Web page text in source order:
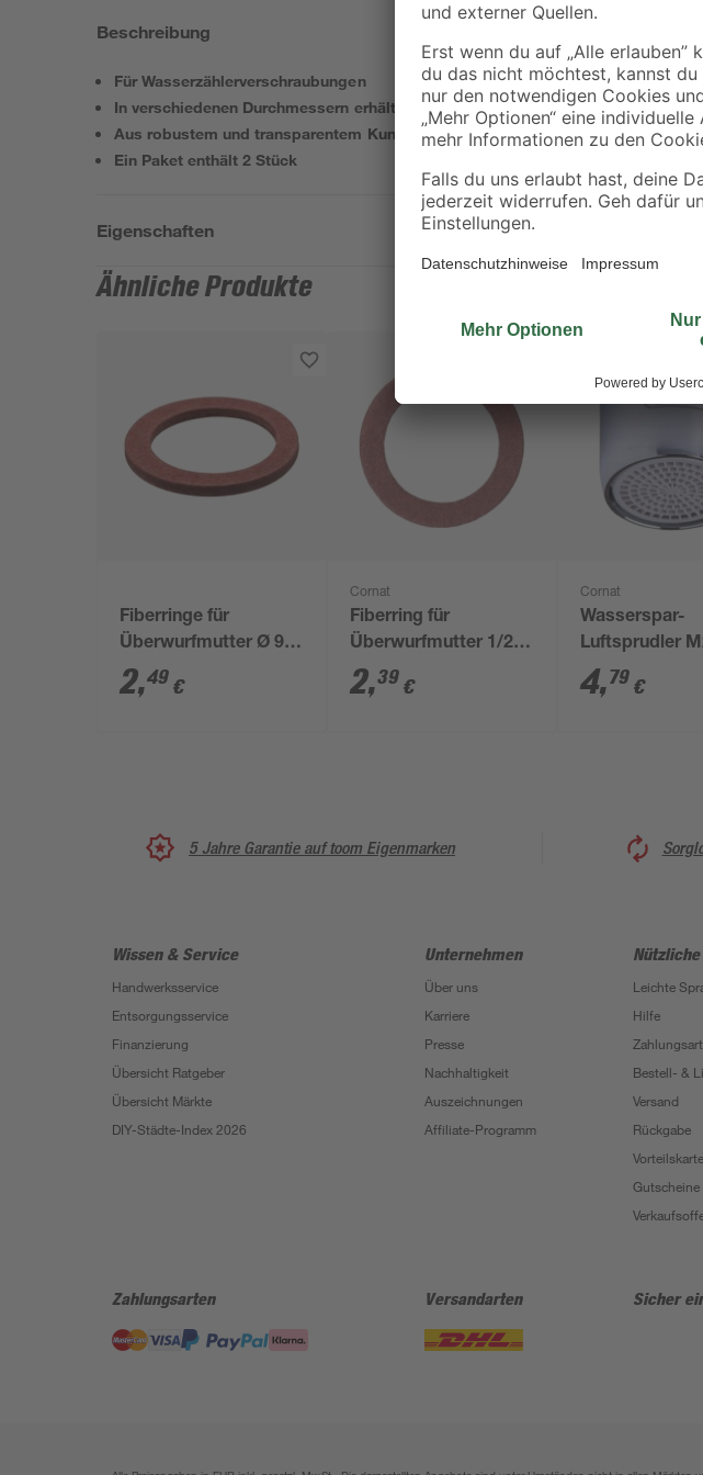
Beschreibung
Für Wasserzählerverschraubungen
In verschiedenen Durchmessern erhältlich
Aus robustem und transparentem Kunststoff
Ein Paket enthält 2 Stück
Eigenschaften
Ähnliche Produkte
Fiberringe für
Überwurfmutter Ø 9
mm
2,49 €
Cornat
Fiberring für
Überwurfmutter 1/2"
Ø 18 x 12 x 1,5 mm, 5
Stück
2,39 €
Cornat
Wasserspar-
Luftsprudler
IG, 5 l
4,79 €
5 Jahre Garantie auf toom Eigenmarken
Wissen & Service
Handwerksservice
Entsorgungsservice
Finanzierung
Übersicht Ratgeber
Übersicht Märkte
DIY-Städte-Index 2026
Unternehmen
Über uns
Karriere
Presse
Nachhaltigkeit
Auszeichnungen
Affiliate-Programm
Leichte
Hilfe
Bestell- &
Versand
Rückgabe
Vorteilskarte
Gutscheine
Zahlungsarten Versandarten Sicher